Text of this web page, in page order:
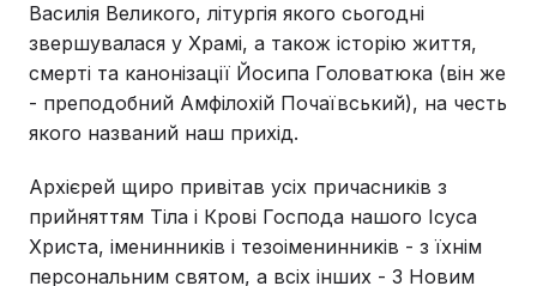
Василія Великого, літургія якого сьогодні
звершувалася у Храмі, а також історію життя,
смерті та канонізації Йосипа Головатюка (він же
- преподобний Амфілохій Почаївський), на честь
якого названий наш прихід.
Архієрей щиро привітав усіх причасників з
прийняттям Тіла і Крові Господа нашого Ісуса
Христа, іменинників і тезоіменинників - з їхнім
персональним святом, а всіх інших - З Новим